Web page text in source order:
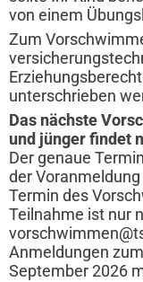
von einem
Zum
unterschrieben
Das nächste
und jünger findet
Der genaue
der
Termin des
Teilnahme ist nur
Anmeldungen
September 2026